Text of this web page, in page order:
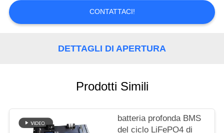
UNA
CITAZIONE
PRIVACY
CONTATTACI!
DETTAGLI DI APERTURA
Prodotti Simili
batteria profonda BMS
del ciclo LiFePO4 di